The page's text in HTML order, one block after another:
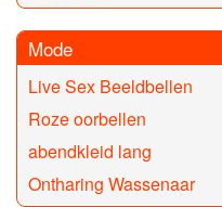
Mode
Live Sex Beeldbellen
Roze oorbellen
abendkleid lang
Ontharing Wassenaar